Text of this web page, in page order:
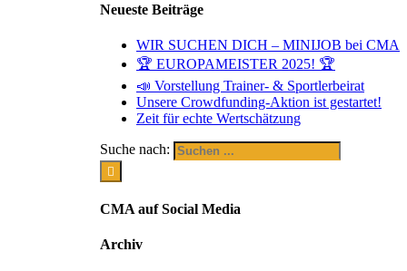
Neueste Beiträge
WIR SUCHEN DICH – MINIJOB bei CMA
🏆 EUROPAMEISTER 2025! 🏆
📣 Vorstellung Trainer- & Sportlerbeirat
Unsere Crowdfunding-Aktion ist gestartet!
Zeit für echte Wertschätzung
Suche nach:
CMA auf Social Media
Archiv